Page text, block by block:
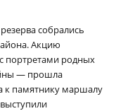
собрались
Акцию
портретами родных
— прошла
к памятнику маршалу